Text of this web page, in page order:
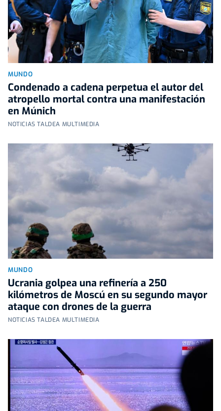
MUNDO
Condenado a cadena perpetua el autor del
atropello mortal contra una manifestación
en Múnich
NOTICIAS TALDEA MULTIMEDIA
MUNDO
Ucrania golpea una refinería a 250
kilómetros de Moscú en su segundo mayor
ataque con drones de la guerra
NOTICIAS TALDEA MULTIMEDIA